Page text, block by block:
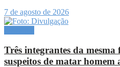
7 de agosto de 2026
Três integrantes da mesma
suspeitos de matar homem